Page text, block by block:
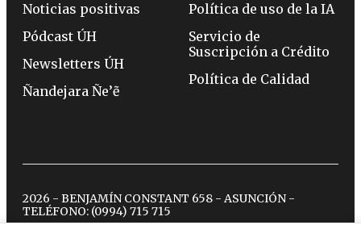
Noticias positivas
Pódcast ÚH
Newsletters ÚH
Ñandejara Ñe’ẽ
Política de uso de la IA
Servicio de
Suscripción a Crédito
Política de Calidad
2026 - BENJAMÍN CONSTANT 658 - ASUNCIÓN -
TELÉFONO: (0994) 715 715